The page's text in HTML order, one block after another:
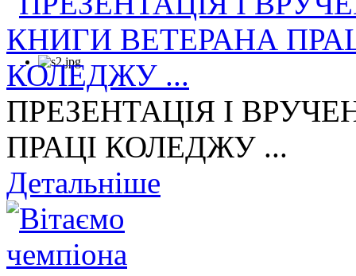
ПРЕЗЕНТАЦІЯ І
ПРАЦІ КОЛЕДЖУ ...
Детальніше